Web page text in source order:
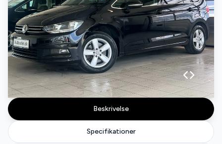
Specifikationer
Beskrivelse